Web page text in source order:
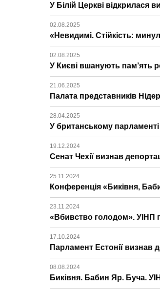
У Білій Церкві відкрилася
02.08.2025
«Невидимі. Стійкість:
02.08.2025
У Києві вшанують пам’ять
21.06.2025
Палата представників
28.04.2025
У британському
19.12.2024
Сенат Чехії визнав
25.11.2024
Конференція «Биківня,
23.11.2024
«Вбивство голодом». УІНП
17.10.2024
Парламент Естонії визнав
08.08.2024
Биківня. Бабин Яр. Буча.